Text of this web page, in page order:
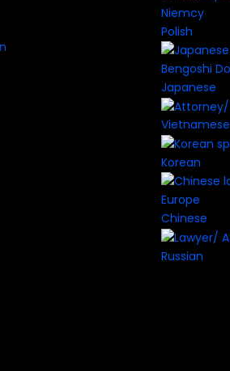
Polish
Japanese
Vietnamese
Korean
Chinese
Russian